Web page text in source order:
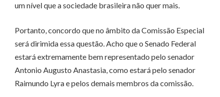
um nível que a sociedade brasileira não quer mais.
Portanto, concordo que no âmbito da Comissão Especial
será dirimida essa questão. Acho que o Senado Federal
estará extremamente bem representado pelo senador
Antonio Augusto Anastasia, como estará pelo senador
Raimundo Lyra e pelos demais membros da comissão.